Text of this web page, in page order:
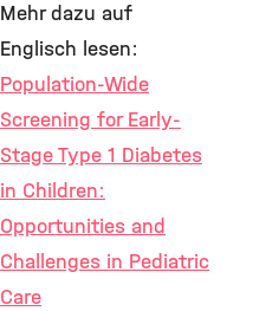
Mehr dazu auf
Englisch lesen:
Population-Wide
Screening for Early-
Stage Type 1 Diabetes
in Children:
Opportunities and
Challenges in Pediatric
Care